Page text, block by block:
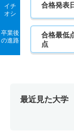
イチ
オシ
卒業後
の進路
合格発表
合格最低
点
最近見た大学